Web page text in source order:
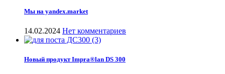
Мы на yandex.market
14.02.2024 Нет комментариев
Новый продукт Impra®lan DS 300